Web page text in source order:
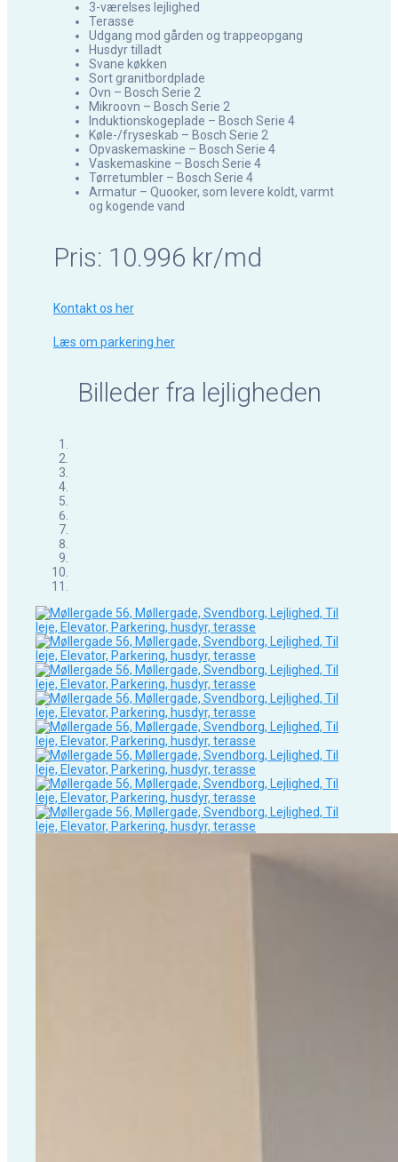
3-værelses lejlighed
Terasse
Udgang mod gården og trappeopgang
Husdyr tilladt
Svane køkken
Sort granitbordplade
Ovn – Bosch Serie 2
Mikroovn – Bosch Serie 2
Induktionskogeplade – Bosch Serie 4
Køle-/fryseskab – Bosch Serie 2
Opvaskemaskine – Bosch Serie 4
Vaskemaskine – Bosch Serie 4
Tørretumbler – Bosch Serie 4
Armatur – Quooker, som levere koldt, varmt
og kogende vand
Pris: 10.996 kr/md
Kontakt os her
Læs om parkering her
Billeder fra lejligheden